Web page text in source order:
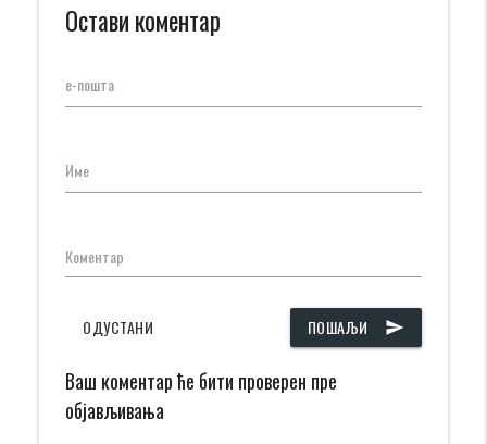
Остави коментар
е-пошта
Име
Коментар
ПОШАЉИ send
ОДУСТАНИ
Ваш коментар ће бити проверен пре
објављивања